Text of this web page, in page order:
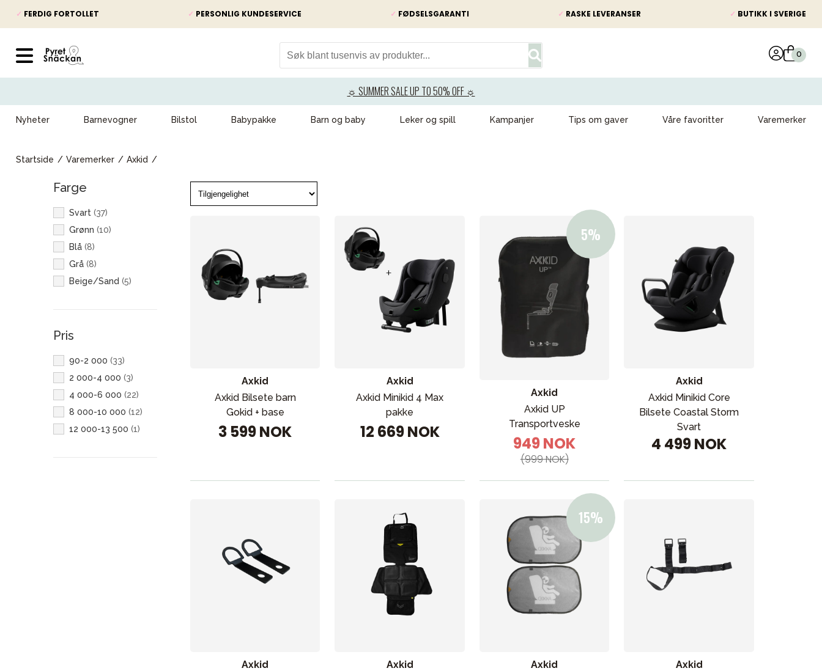
✓ FERDIG FORTOLLET ✓ PERSONLIG KUNDESERVICE ✓ FØDSELSGARANTI ✓ RASKE LEVERANSER ✓ BUTIKK I SVERIGE
☼ SUMMER SALE UP TO 50% OFF ☼
Nyheter Barnevogner Bilstol Babypakke Barn og baby Leker og spill Kampanjer Tips om gaver Våre favoritter Varemerker
Startside Varemerker Axkid
Farge
Svart (37)
Grønn (10)
Blå (8)
Grå (8)
Beige/Sand (5)
Pris
90-2 000 (33)
2 000-4 000 (3)
4 000-6 000 (22)
8 000-10 000 (12)
12 000-13 500 (1)
Axkid
Axkid Bilsete barn
Gokid + base
3 599 NOK
Axkid
Axkid Minikid 4 Max
pakke
12 669 NOK
Axkid
Axkid UP
Transportveske
949 NOK
(999 NOK)
Axkid
Axkid Minikid Core
Bilsete Coastal Storm
Svart
4 499 NOK
Axkid
Axkid
Axkid
Axkid